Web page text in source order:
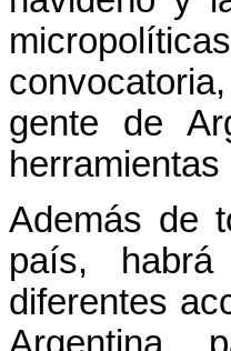
gente de
Además de
país,
diferentes